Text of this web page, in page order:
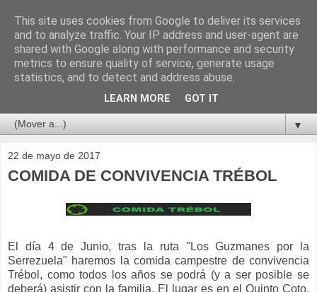
▼
22 de mayo de 2017
COMIDA DE CONVIVENCIA TRÉBOL
El día 4 de Junio, tras la ruta "Los Guzmanes por la
Serrezuela" haremos la comida campestre de convivencia
Trébol, como todos los años se podrá (y a ser posible se
deberá) asistir con la familia. El lugar es en el Quinto Coto,
This site uses cookies from Google to deliver its services
and to analyze traffic. Your IP address and user-agent are
shared with Google along with performance and security
metrics to ensure quality of service, generate usage
statistics, and to detect and address abuse.
LEARN MORE GOT IT